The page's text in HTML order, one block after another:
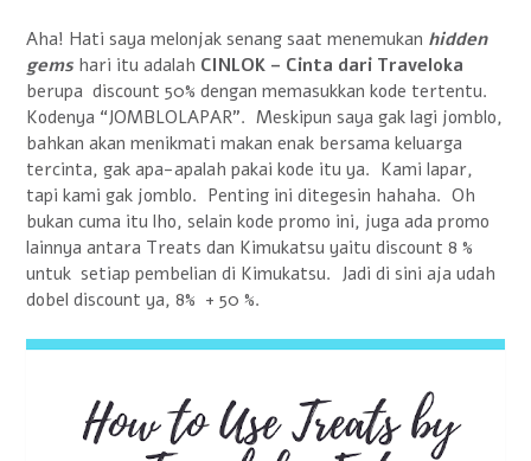
Aha! Hati saya melonjak senang saat menemukan hidden
gems hari itu adalah CINLOK – Cinta dari Traveloka
berupa discount 50% dengan memasukkan kode tertentu.
Kodenya “JOMBLOLAPAR”. Meskipun saya gak lagi jomblo,
bahkan akan menikmati makan enak bersama keluarga
tercinta, gak apa-apalah pakai kode itu ya. Kami lapar,
tapi kami gak jomblo. Penting ini ditegesin hahaha. Oh
bukan cuma itu lho, selain kode promo ini, juga ada promo
lainnya antara Treats dan Kimukatsu yaitu discount 8 %
untuk setiap pembelian di Kimukatsu. Jadi di sini aja udah
dobel discount ya, 8% + 50 %.